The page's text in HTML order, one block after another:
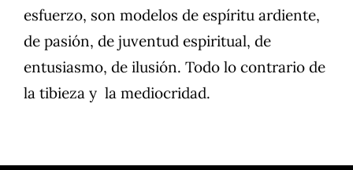
esfuerzo, son modelos de espíritu ardiente,
de pasión, de juventud espiritual, de
entusiasmo, de ilusión. Todo lo contrario de
la tibieza y la mediocridad.